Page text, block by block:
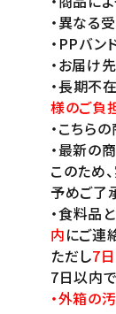
・異なる
・PPバン
・お届け
・長期不
様のご負
・こちら
・最新の
このため
予めご了
・食料品
内にご連
ただし7
7日以内
・外箱の